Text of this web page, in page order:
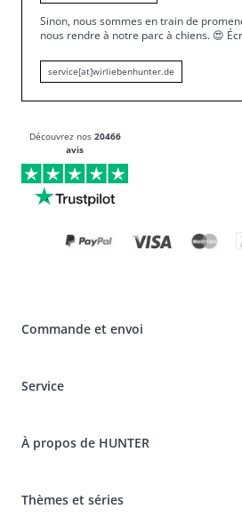
Sinon, nous sommes en train de
nous rendre à notre parc à chiens. 😍
service[at]wirliebenhunter.de
Découvrez nos 20466
avis
Commande et envoi
Spéciaux pour les professionnels du
Informations sur la livraison
Réclamer et renvoyer des produits
Service
Tableau des races
Assurance maladie pour animaux
À propos de HUNTER
It*s a family Business
Thèmes et séries